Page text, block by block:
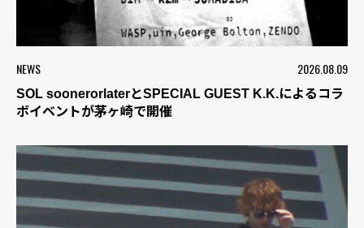
NEWS 2026.08.09
SOL soonerorlaterとSPECIAL GUEST K.K.によるコラ
ボイベントが茅ヶ崎で開催